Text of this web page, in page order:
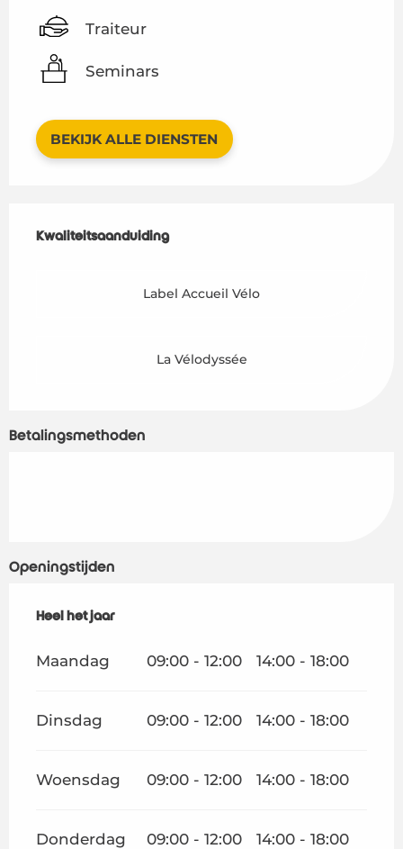
Traiteur
Seminars
BEKIJK ALLE DIENSTEN
Kwaliteitsaanduiding
Kwaliteitsaanduiding
Label Accueil Vélo
La Vélodyssée
Betalingsmethoden
Openingstijden
Heel het jaar
Heel het jaar
Maandag 09:00 - 12:00 14:00 - 18:00
Dinsdag 09:00 - 12:00 14:00 - 18:00
Woensdag 09:00 - 12:00 14:00 - 18:00
Donderdag 09:00 - 12:00 14:00 - 18:00